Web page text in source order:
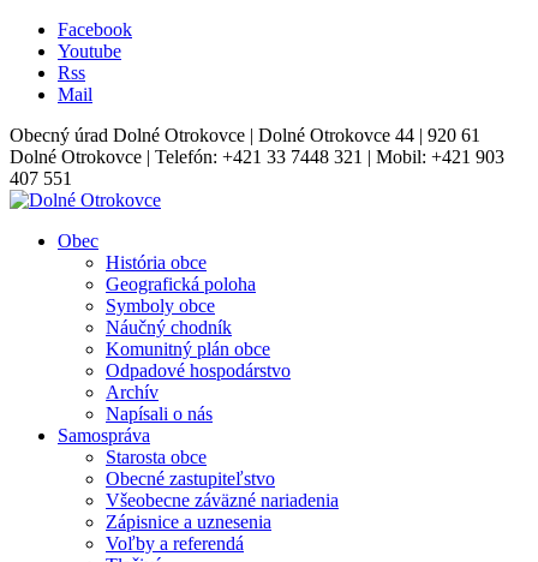
Facebook
Youtube
Rss
Mail
Obecný úrad Dolné Otrokovce | Dolné Otrokovce 44 | 920 61
Dolné Otrokovce | Telefón: +421 33 7448 321 | Mobil: +421 903
407 551
Obec
História obce
Geografická poloha
Symboly obce
Náučný chodník
Komunitný plán obce
Odpadové hospodárstvo
Archív
Napísali o nás
Samospráva
Starosta obce
Obecné zastupiteľstvo
Všeobecne záväzné nariadenia
Zápisnice a uznesenia
Voľby a referendá